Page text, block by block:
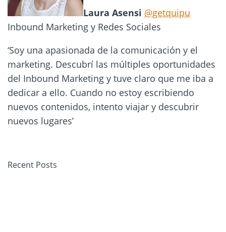
Laura Asensi @getquipu
Inbound Marketing y Redes Sociales
‘Soy una apasionada de la comunicación y el
marketing. Descubrí las múltiples oportunidades
del Inbound Marketing y tuve claro que me iba a
dedicar a ello. Cuando no estoy escribiendo
nuevos contenidos, intento viajar y descubrir
nuevos lugares’
Recent Posts